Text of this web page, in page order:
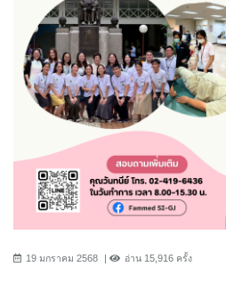
19 มกราคม 2568 อ่าน 15,916 ครั้ง